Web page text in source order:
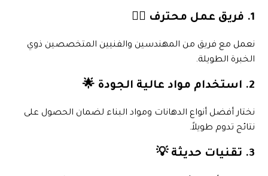
1. فريق عمل محترف 👷‍♂️
نعمل مع فريق من المهندسين والفنيين المتخصصين ذوي
الخبرة الطويلة.
2. استخدام مواد عالية الجودة 🌟
نختار أفضل أنواع الدهانات ومواد البناء لضمان الحصول على
نتائج تدوم طويلاً.
3. تقنيات حديثة 💡